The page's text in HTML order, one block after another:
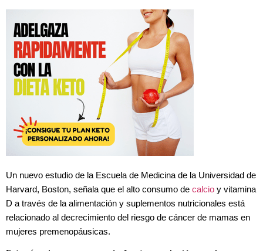
Un nuevo estudio de la Escuela de Medicina de la Universidad de
Harvard, Boston, señala que el alto consumo de calcio y vitamina
D a través de la alimentación y suplementos nutricionales está
relacionado al decrecimiento del riesgo de cáncer de mamas en
mujeres premenopáusicas.